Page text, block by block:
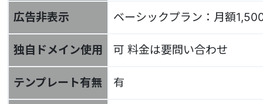
広告非表示
独自ドメイン使用
テンプレート有無
ベーシックプラン：月額
可 料金は要問い合わせ
有